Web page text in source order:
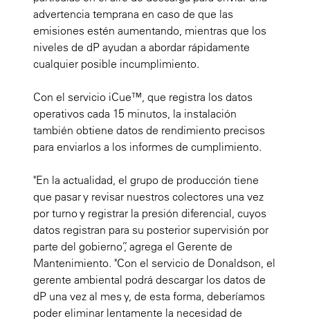
advertencia temprana en caso de que las
emisiones estén aumentando, mientras que los
niveles de dP ayudan a abordar rápidamente
cualquier posible incumplimiento.
Con el servicio iCue™, que registra los datos
operativos cada 15 minutos, la instalación
también obtiene datos de rendimiento precisos
para enviarlos a los informes de cumplimiento.
"En la actualidad, el grupo de producción tiene
que pasar y revisar nuestros colectores una vez
por turno y registrar la presión diferencial, cuyos
datos registran para su posterior supervisión por
parte del gobierno”, agrega el Gerente de
Mantenimiento. "Con el servicio de Donaldson, el
gerente ambiental podrá descargar los datos de
dP una vez al mes y, de esta forma, deberíamos
poder eliminar lentamente la necesidad de